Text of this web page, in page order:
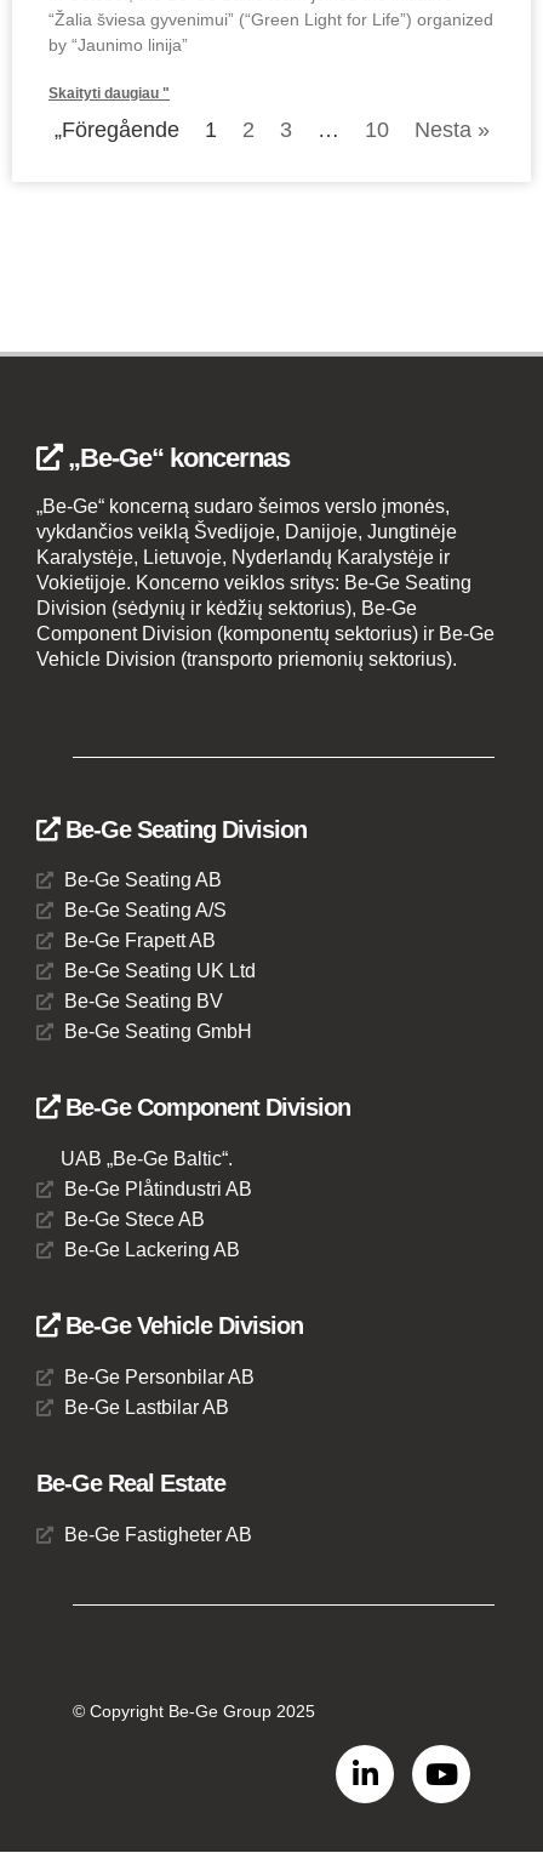
“Žalia šviesa gyvenimui” (“Green Light for Life”) organized
by “Jaunimo linija”
Skaityti daugiau "
„Föregående 1 2 3 … 10 Nesta »
„Be-Ge“ koncernas
„Be-Ge“ koncerną sudaro šeimos verslo įmonės,
vykdančios veiklą Švedijoje, Danijoje, Jungtinėje
Karalystėje, Lietuvoje, Nyderlandų Karalystėje ir
Vokietijoje. Koncerno veiklos sritys: Be-Ge Seating
Division (sėdynių ir kėdžių sektorius), Be-Ge
Component Division (komponentų sektorius) ir Be-Ge
Vehicle Division (transporto priemonių sektorius).
Be-Ge Seating Division
Be-Ge Seating AB
Be-Ge Seating A/S
Be-Ge Frapett AB
Be-Ge Seating UK Ltd
Be-Ge Seating BV
Be-Ge Seating GmbH
Be-Ge Component Division
UAB „Be-Ge Baltic“.
Be-Ge Plåtindustri AB
Be-Ge Stece AB
Be-Ge Lackering AB
Be-Ge Vehicle Division
Be-Ge Personbilar AB
Be-Ge Lastbilar AB
Be-Ge Real Estate
Be-Ge Fastigheter AB
© Copyright Be-Ge Group 2025